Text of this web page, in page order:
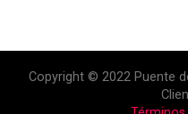
Copyright © 2022 Puente